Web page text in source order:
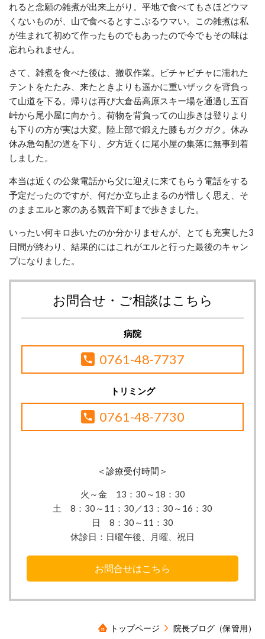
れると念願の雑煮が出来上がり。平地で食べてもさほどウマ
くないものが、山で食べるとすこぶるウマい。この雑煮は私
が生まれて初めて作ったものでもあったので今でもその味は
忘れられません。
さて、雑煮を食べた後は、撤収作業。ビチャビチャに濡れた
テントをたたみ、来たときよりも遥かに重いザックを背負っ
て山道を下る。帰りは再び大倉岳高原スキー場を通過し五百
峠から尾小屋に向かう。荷物を背負っての山歩きは登りより
も下りの方が実は大変。陸上部で鍛えた膝もガクガク。休み
休み急勾配の道を下り、夕方近くに尾小屋の集落に無事到着
しました。
本当は近くの公衆電話から父に迎えに来てもらう電話をする
予定だったのですが、何だか立ち止まるのが惜しく思え、そ
のままエルと家のある観音下町まで歩きました。
いったい何キロ歩いたのか分かりませんが、とても充実した3
日間が終わり、 結果的にはこれがエルと行った最後のキャン
プになりました。
お問合せ・ご相談はこちら
病院
0761-48-7737
トリミング
0761-48-7730
＜診療受付時間＞
火～金 13：30 ～18：30
土 8：30～11：30／13：30～16：30
日 8：30～11：30
休診日： 日曜午後、月曜、祝日
お問合せはこちら
トップページ 院長ブログ（保管用）